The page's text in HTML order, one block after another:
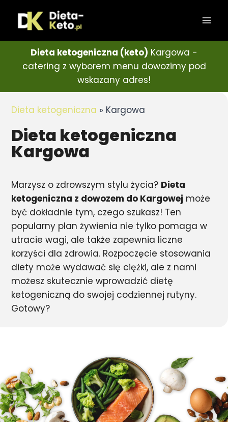
Dieta ketogeniczna (keto) Kargowa -
catering z wyborem menu dowozimy pod
wskazany adres!
Dieta ketogeniczna » Kargowa
Dieta ketogeniczna
Kargowa
Marzysz o zdrowszym stylu życia? Dieta
ketogeniczna z dowozem do Kargowej może
być dokładnie tym, czego szukasz! Ten
popularny plan żywienia nie tylko pomaga w
utracie wagi, ale także zapewnia liczne
korzyści dla zdrowia. Rozpoczęcie stosowania
diety może wydawać się ciężki, ale z nami
możesz skutecznie wprowadzić dietę
ketogeniczną do swojej codziennej rutyny.
Gotowy?